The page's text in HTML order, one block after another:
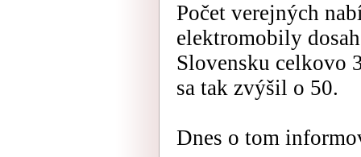
Počet verejných
elektromobily
Slovensku celkovo
sa tak zvýšil o 50.
Dnes o tom